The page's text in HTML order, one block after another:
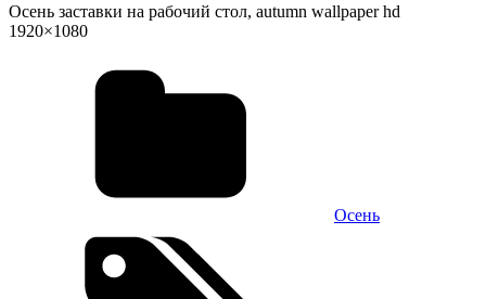
Осень заставки на рабочий стол, autumn wallpaper hd
1920×1080
Осень